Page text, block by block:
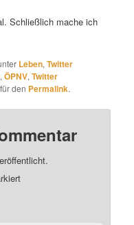
Schließlich mache ich
Leben,Twitter
,ÖPNV,Twitter
den Permalink.